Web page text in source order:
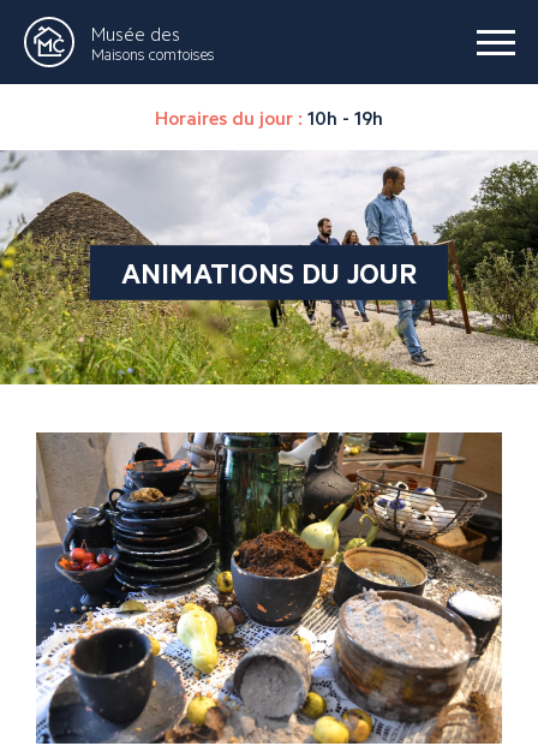
Musée des
Maisons comtoises
Horaires du jour : 10h - 19h
ANIMATIONS DU JOUR